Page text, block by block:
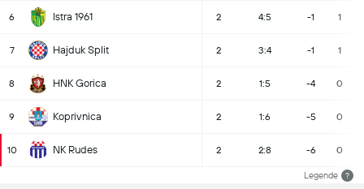
6 Istra 1961 2 4:5 -1 1
7 Hajduk Split 2 3:4 -1 1
8 HNK Gorica 2 1:5 -4 0
9 Koprivnica 2 1:6 -5 0
10 NK Rudes 2 2:8 -6 0
Legende ?